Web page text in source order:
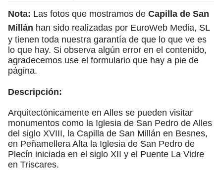
Nota: Las fotos que mostramos de Capilla de San
Millán han sido realizadas por EuroWeb Media, SL
y tienen toda nuestra garantía de que lo que ve es
lo que hay. Si observa algún error en el contenido,
agradecemos use el formulario que hay a pie de
página.
Descripción:
Arquitectónicamente en Alles se pueden visitar
monumentos como la Iglesia de San Pedro de Alles
del siglo XVIII, la Capilla de San Millán en Besnes,
en Peñamellera Alta la Iglesia de San Pedro de
Plecín iniciada en el siglo XII y el Puente La Vidre
en Triscares.